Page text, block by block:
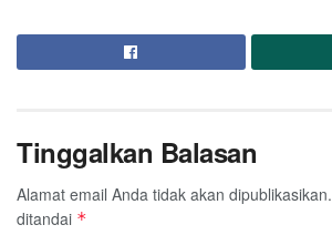
Tinggalkan Balasan
Alamat email Anda tidak akan dipublikasikan.
ditandai *